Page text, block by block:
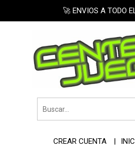
🚀 ENVIOS A TODO
CREAR CUENTA